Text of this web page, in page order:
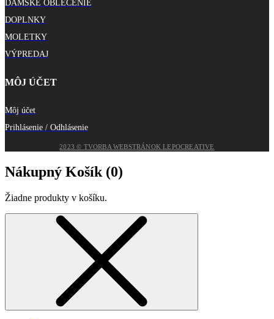
DÁMSKE OBLEČENIE
DOPLNKY
MOLETKY
VÝPREDAJ
MÔJ ÚČET
Môj účet
Prihlásenie / Odhlásenie
2023 © TVORBA WEBSTRÁNOK LEPOCREATIVE
Nákupný Košík (0)
Žiadne produkty v košíku.